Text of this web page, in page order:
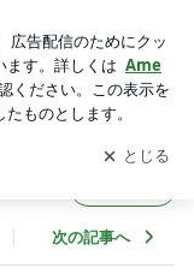
を受け取りまし
開く
次の記事へ